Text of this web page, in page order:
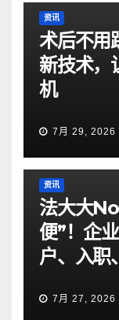
资讯
术后不用
新技术，
机
7月 29, 2026
资讯
法大大
便”！企
户、入职
7月 27, 2026